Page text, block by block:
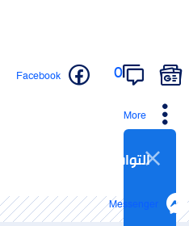
0
Facebook
More
التواصل الاجتماعي
Messenger